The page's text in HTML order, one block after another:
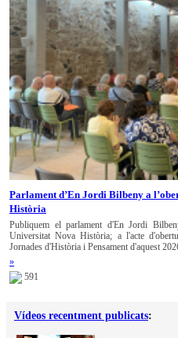
Parlament d’En Jordi Bilbeny a
Història
Publiquem el parlament d'En Jordi
Universitat Nova Història; a l'acte
Jornades d'Història i Pensament d'aquest
»
591
Vídeos recentment publicats: